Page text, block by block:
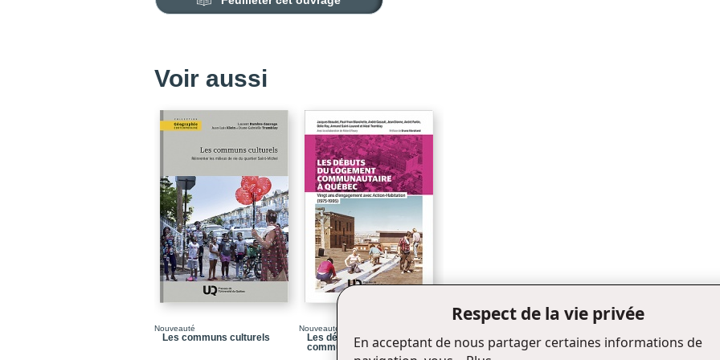
Table des matières
Liste des tableaux
Liste des figures
Voir aussi
Nouveauté
Les communs culturels
Nouveauté
Les débuts du logement
communautaire à Québec
Respect de la vie privée
En acceptant de nous partager certaines informations de